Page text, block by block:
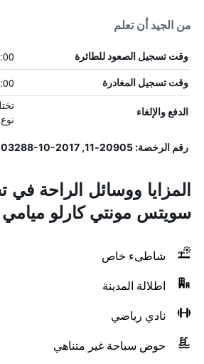
من الجيد أن تعلم
وقت تسجيل الصعود للطائرة
وقت تسجيل المغادرة
الدفع والإلغاء
رقم الرخصة: 20905-11, BTR003288-10-2017
المزايا ووسائل الراحة
سويتس مونتي كارلو
شاطىء خاص
اطلالة المدينة
نادي رياضي
حوض سباحة غير متناهي